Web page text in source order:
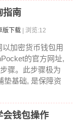
指南
版下载 | 浏览:12
加密货币钱包用
的官方网址,
骤。此步骤极为
垫基础, 是保障资
钱包操作